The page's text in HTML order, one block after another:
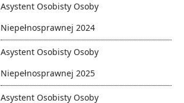
Asystent Osobisty Osoby
Niepełnosprawnej 2024
Asystent Osobisty Osoby
Niepełnosprawnej 2025
Asystent Osobisty Osoby